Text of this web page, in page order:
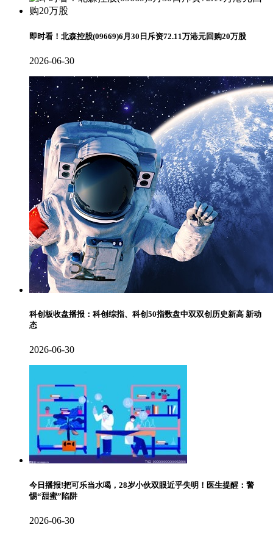
即时看！北森控股(09669)6月30日斥资72.11万港元回购20万股
2026-06-30
科创板收盘播报：科创综指、科创50指数盘中双双创历史新高 新动
态
2026-06-30
今日播报!把可乐当水喝，28岁小伙双眼近乎失明！医生提醒：警
惕“甜蜜”陷阱
2026-06-30